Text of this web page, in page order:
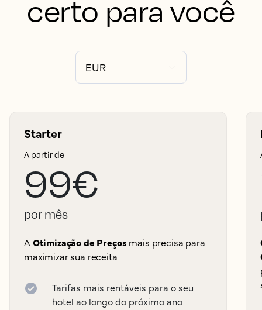
certo para você
Starter
A partir de
99€
por mês
A Otimização de Preços mais precisa para
maximizar sua receita
Tarifas mais rentáveis para o seu
hotel ao longo do próximo ano